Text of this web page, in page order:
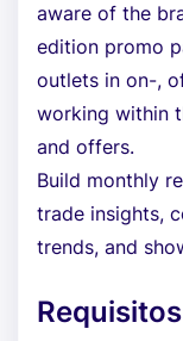
aware of the
edition promo
outlets in on-,
working within
and offers.
Build monthly
trade insights,
trends, and
Requisitos